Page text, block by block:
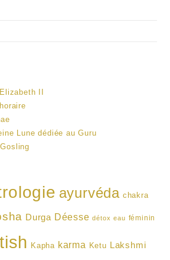
II
Lune dédiée au Guru
ayurvéda chakra
Durga Déesse détox eau féminin
Kapha karma Ketu Lakshmi